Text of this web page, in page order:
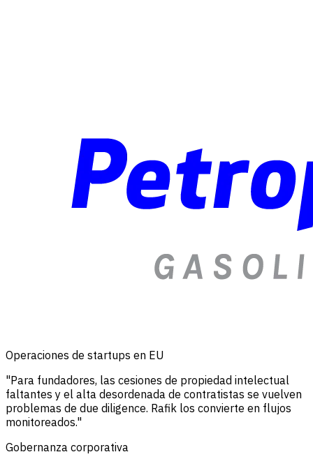
Operaciones de startups en EU
"Para fundadores, las cesiones de propiedad intelectual
faltantes y el alta desordenada de contratistas se vuelven
problemas de due diligence. Rafik los convierte en flujos
monitoreados."
Gobernanza corporativa